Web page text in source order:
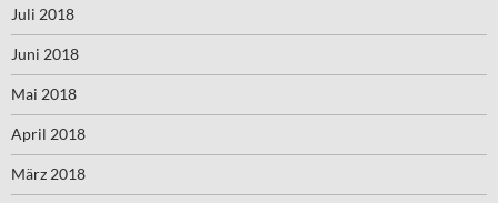
Juli 2018
Juni 2018
Mai 2018
April 2018
März 2018